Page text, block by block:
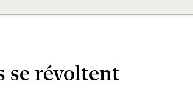
se révoltent